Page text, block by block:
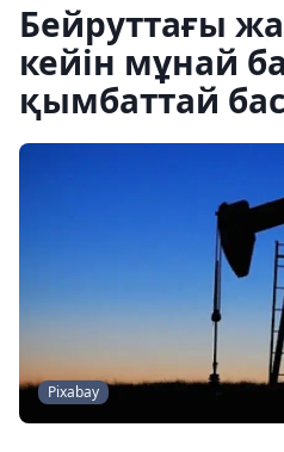
Бейруттағы
кейін мұнай
қымбаттай
Pixabay